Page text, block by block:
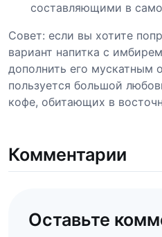
составляющими в
Совет: если вы хотите
вариант напитка с
дополнить его мускатным
пользуется большой
кофе, обитающих в
Комментарии
Оставьте